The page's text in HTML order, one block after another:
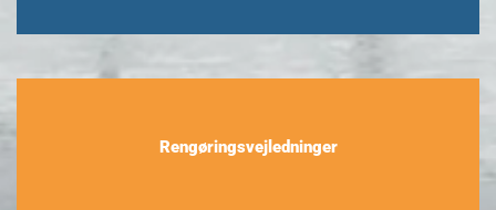
Rengøringsvejledninger